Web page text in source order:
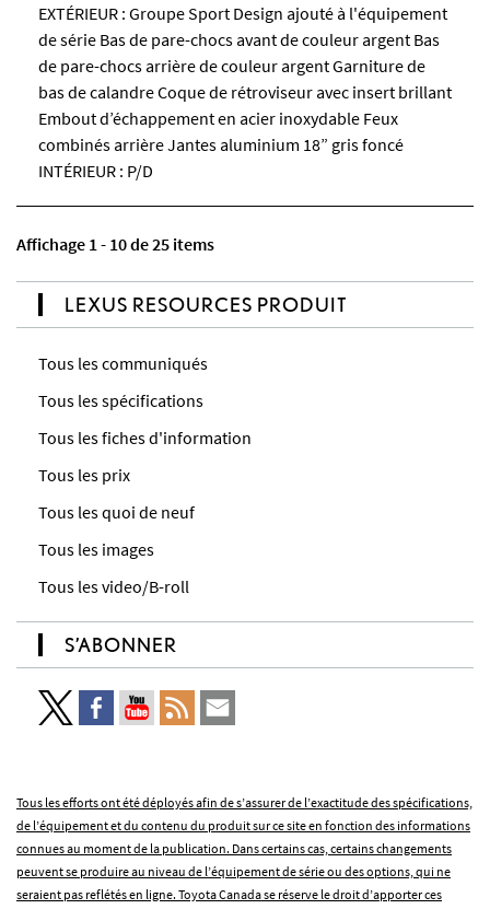
EXTÉRIEUR : Groupe Sport Design ajouté à l'équipement
de série Bas de pare-chocs avant de couleur argent Bas
de pare-chocs arrière de couleur argent Garniture de
bas de calandre Coque de rétroviseur avec insert brillant
Embout d’échappement en acier inoxydable Feux
combinés arrière Jantes aluminium 18” gris foncé
INTÉRIEUR : P/D
Affichage 1 - 10 de 25 items
LEXUS RESOURCES PRODUIT
Tous les communiqués
Tous les spécifications
Tous les fiches d'information
Tous les prix
Tous les quoi de neuf
Tous les images
Tous les video/B-roll
S’ABONNER
Tous les efforts ont été déployés afin de s’assurer de l’exactitude des spécifications,
de l’équipement et du contenu du produit sur ce site en fonction des informations
connues au moment de la publication. Dans certains cas, certains changements
peuvent se produire au niveau de l’équipement de série ou des options, qui ne
seraient pas reflétés en ligne. Toyota Canada se réserve le droit d’apporter ces